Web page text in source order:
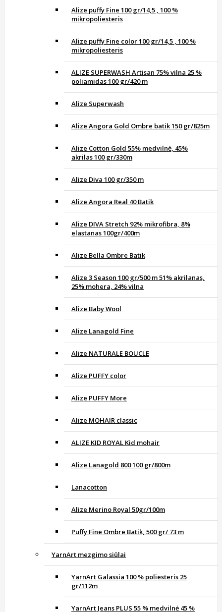
Alize puffy Fine 100 gr/14,5 , 100 %
mikropoliesteris
Alize puffy Fine color 100 gr/14,5 , 100 %
mikropoliesteris
ALIZE SUPERWASH Artisan 75% vilna 25 %
poliamidas 100 gr/420 m
Alize Superwash
Alize Angora Gold Ombre batik 150 gr/825m
Alize Cotton Gold 55% medvilnė, 45%
akrilas 100 gr/330m
Alize Diva 100 gr/350 m
Alize Angora Real 40 Batik
Alize DIVA Stretch 92% mikrofibra, 8%
elastanas 100gr/400m
Alize Bella Ombre Batik
Alize 3 Season 100 gr/500 m 51% akrilanas,
25% mohera, 24% vilna
Alize Baby Wool
Alize Lanagold Fine
Alize NATURALE BOUCLE
Alize PUFFY color
Alize PUFFY More
Alize MOHAIR classic
ALIZE KID ROYAL Kid mohair
Alize Lanagold 800 100 gr/800m
Lanacotton
Alize Merino Royal 50gr/100m
Puffy Fine Ombre Batik, 500 gr/ 73 m
YarnArt mezgimo siūlai
YarnArt Galassia 100 % poliesteris 25
gr/112m
YarnArt Jeans PLUS 55 % medvilnė 45 %